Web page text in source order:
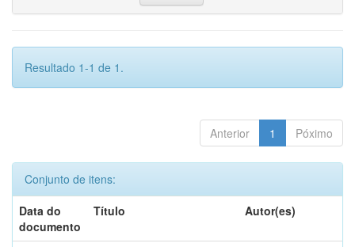
Resultado 1-1 de 1.
Anterior 1 Póximo
Conjunto de itens:
Data do
documento
Título Autor(es)